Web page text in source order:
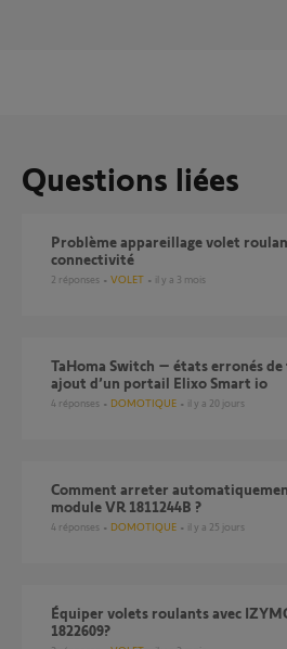
Questions liées
Problème appareillage volet roulant avec kit de
connectivité
2 réponses VOLET il y a 3 mois
TaHoma Switch – états erronés de tous les volets après
ajout d’un portail Elixo Smart io
4 réponses DOMOTIQUE il y a 20 jours
Comment arreter automatiquement les relais des micro-
module VR 1811244B ?
4 réponses DOMOTIQUE il y a 25 jours
équiper volets roulants avec IZYMO TRANSMITTER IO Réf
1822609?